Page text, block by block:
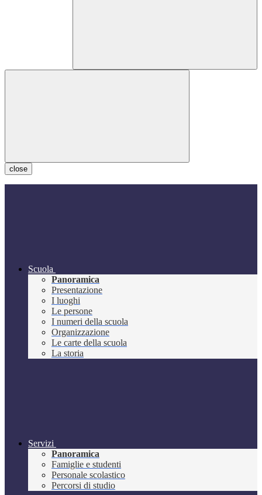
close
Scuola
Panoramica
Presentazione
I luoghi
Le persone
I numeri della scuola
Organizzazione
Le carte della scuola
La storia
Servizi
Panoramica
Famiglie e studenti
Personale scolastico
Percorsi di studio